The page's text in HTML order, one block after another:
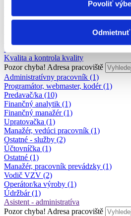
Povoliť
Odmietnuť
Výchova a vzdelávanie
Zdravotníctvo a farmácia
Poľnohospodárstvo a lesníctvo
Ostatné
Kvalita a kontrola kvality
Pozor chyba! Adresa pracoviště
Administratívny pracovník (1)
Programátor, webmaster, kodér (1)
Predavač/ka (10)
Finančný analytik (1)
Finančný manažér (1)
Upratovačka (1)
Manažér, vedúci pracovník (1)
Ostatné - služby (2)
Účtovníčka (1)
Ostatné (1)
Manažér, pracovník prevádzky (1)
Vodič VZV (2)
Operátor/ka výroby (1)
Údržbár (1)
Asistent - administratíva
Pozor chyba! Adresa pracoviště